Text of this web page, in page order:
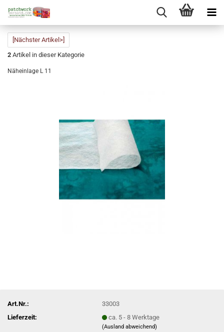
[Nächster Artikel>]
2 Artikel in dieser Kategorie
Näheinlage L 11
Art.Nr.:
33003
Lieferzeit:
ca. 5 - 8 Werktage
(Ausland abweichend)